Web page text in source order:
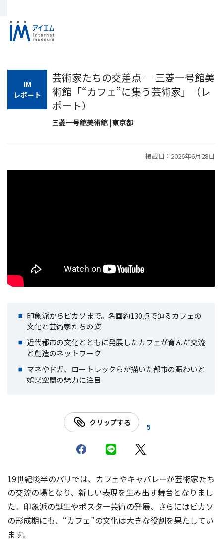
IM
レポート
芸術家たちの交差点 ─ 三菱一号館美
術館「“カフェ”に集う芸術家」（レ
ポート）
三菱一号館美術館 | 東京都
掲載日：2026年6月28日
印象派からピカソまで。名画約130点で辿るカフェの
文化と芸術家たちの姿
近代都市の文化とともに発展したカフェが育んだ交流
と創造のネットワーク
マネやドガ、ロートレックらが描いた都市の賑わいと
娯楽空間の魅力に注目
クリップする 5
19世紀後半のパリでは、カフェやキャバレーが芸術家たち
の交流の場となり、新しい表現を生み出す舞台となりまし
た。印象派の誕生やポスター芸術の発展、さらにはピカソ
の形成期にも、“カフェ”の文化は大きな役割を果たしてい
ます。